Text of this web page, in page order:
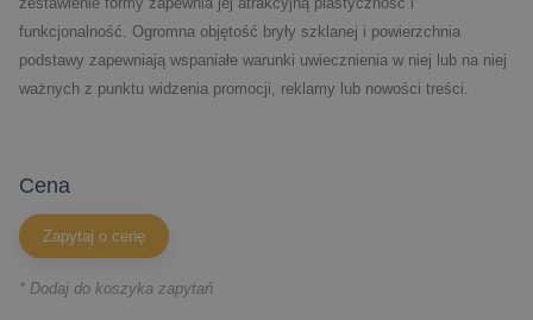
funkcjonalność. Ogromna objętość bryły szklanej i powierzchnia
podstawy zapewniają wspaniałe warunki uwiecznienia w niej lub na niej
ważnych z punktu widzenia promocji, reklamy lub nowości treści.
cena
Zapytaj o cenę
* Dodaj do koszyka zapytań